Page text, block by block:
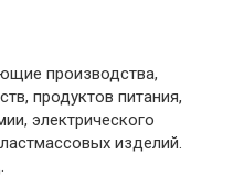
производства,
продуктов питания,
электрического
изделий.